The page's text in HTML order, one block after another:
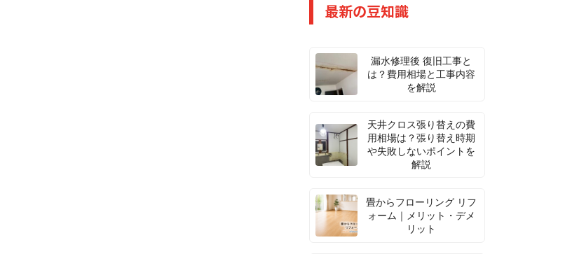
最新の豆知識
漏水修理後 復旧工事と
は？費用相場と工事内容
を解説
天井クロス張り替えの費
用相場は？張り替え時期
や失敗しないポイントを
解説
畳からフローリング リフ
ォーム｜メリット・デメ
リット